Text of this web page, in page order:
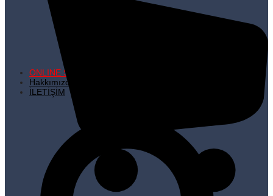
ONLINE SATIŞ
Hakkımızda
İLETİŞİM